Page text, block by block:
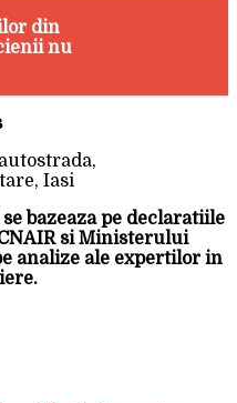
din
nu
Iasi
bazeaza pe declaratiile
si Ministerului
analize ale expertilor in